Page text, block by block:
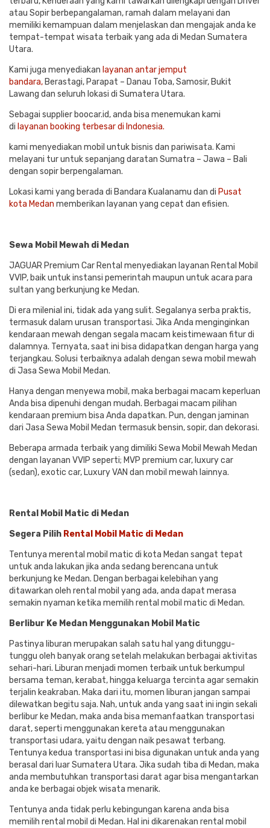
atau Sopir berbepangalaman, ramah dalam melayani dan
memiliki kemampuan dalam menjelaskan dan mengajak anda ke
tempat-tempat wisata terbaik yang ada di Medan Sumatera
Utara.
Kami juga menyediakan layanan antar jemput
bandara, Berastagi, Parapat – Danau Toba, Samosir, Bukit
Lawang dan seluruh lokasi di Sumatera Utara.
Sebagai supplier boocar.id, anda bisa menemukan kami
di layanan booking terbesar di Indonesia.
kami menyediakan mobil untuk bisnis dan pariwisata. Kami
melayani tur untuk sepanjang daratan Sumatra – Jawa – Bali
dengan sopir berpengalaman.
Lokasi kami yang berada di Bandara Kualanamu dan di Pusat
kota Medan memberikan layanan yang cepat dan efisien.
Sewa Mobil Mewah di Medan
JAGUAR Premium Car Rental menyediakan layanan Rental Mobil
VVIP, baik untuk instansi pemerintah maupun untuk acara para
sultan yang berkunjung ke Medan.
Di era milenial ini, tidak ada yang sulit. Segalanya serba praktis,
termasuk dalam urusan transportasi. Jika Anda menginginkan
kendaraan mewah dengan segala macam keistimewaan fitur di
dalamnya. Ternyata, saat ini bisa didapatkan dengan harga yang
terjangkau. Solusi terbaiknya adalah dengan sewa mobil mewah
di Jasa Sewa Mobil Medan.
Hanya dengan menyewa mobil, maka berbagai macam keperluan
Anda bisa dipenuhi dengan mudah. Berbagai macam pilihan
kendaraan premium bisa Anda dapatkan. Pun, dengan jaminan
dari Jasa Sewa Mobil Medan termasuk bensin, sopir, dan dekorasi.
Beberapa armada terbaik yang dimiliki Sewa Mobil Mewah Medan
dengan layanan VVIP seperti; MVP premium car, luxury car
(sedan), exotic car, Luxury VAN dan mobil mewah lainnya.
Rental Mobil Matic di Medan
Segera Pilih Rental Mobil Matic di Medan
Tentunya merental mobil matic di kota Medan sangat tepat
untuk anda lakukan jika anda sedang berencana untuk
berkunjung ke Medan. Dengan berbagai kelebihan yang
ditawarkan oleh rental mobil yang ada, anda dapat merasa
semakin nyaman ketika memilih rental mobil matic di Medan.
Berlibur Ke Medan Menggunakan Mobil Matic
Pastinya liburan merupakan salah satu hal yang ditunggu-
tunggu oleh banyak orang setelah melakukan berbagai aktivitas
sehari-hari. Liburan menjadi momen terbaik untuk berkumpul
bersama teman, kerabat, hingga keluarga tercinta agar semakin
terjalin keakraban. Maka dari itu, momen liburan jangan sampai
dilewatkan begitu saja. Nah, untuk anda yang saat ini ingin sekali
berlibur ke Medan, maka anda bisa memanfaatkan transportasi
darat, seperti menggunakan kereta atau menggunakan
transportasi udara, yaitu dengan naik pesawat terbang.
Tentunya kedua transportasi ini bisa digunakan untuk anda yang
berasal dari luar Sumatera Utara. Jika sudah tiba di Medan, maka
anda membutuhkan transportasi darat agar bisa mengantarkan
anda ke berbagai objek wisata menarik.
Tentunya anda tidak perlu kebingungan karena anda bisa
memilih rental mobil di Medan. Hal ini dikarenakan rental mobil